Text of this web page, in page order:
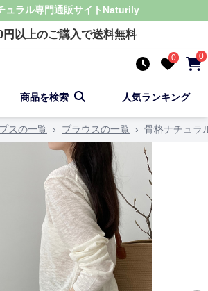
ュラル専門通販サイト Naturily
円以上のご購入で送料無料
0 0
商品を検索 人気ランキング
スの一覧 › ブラウスの一覧 › 骨格ナチュラ